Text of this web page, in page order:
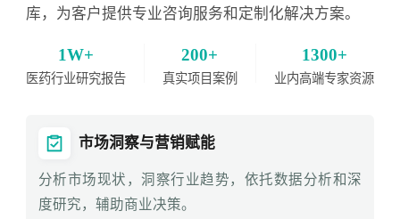
库，为客户提供专业咨询服务和定制化解决方案。
1W+
医药行业研究报告
200+
真实项目案例
1300+
业内高端专家资源
市场洞察与营销赋能
分析市场现状，洞察行业趋势，依托数据分析和深
度研究，辅助商业决策。